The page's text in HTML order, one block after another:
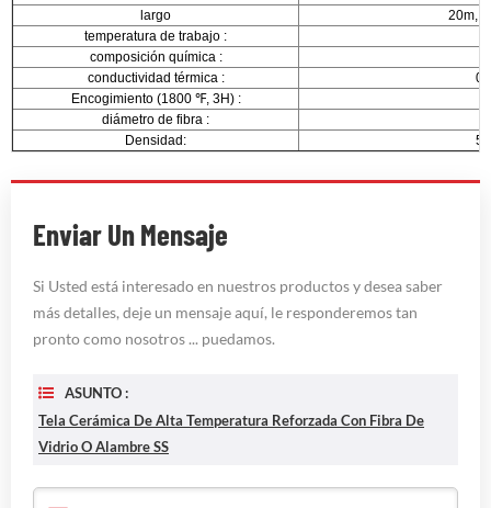
largo
20m,
temperatura de trabajo :
composición química:
conductividad térmica:
Encogimiento (1800 ℉, 3H) :
diámetro de fibra :
Densidad:
Enviar Un Mensaje
Si Usted está interesado en nuestros productos y desea saber
más detalles, deje un mensaje aquí, le responderemos tan
pronto como nosotros ... puedamos.
ASUNTO :
Tela Cerámica De Alta Temperatura Reforzada Con Fibra De
Vidrio O Alambre SS